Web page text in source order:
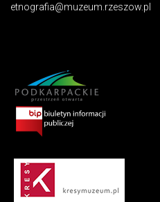
etnografia@muzeum.rzeszow.pl